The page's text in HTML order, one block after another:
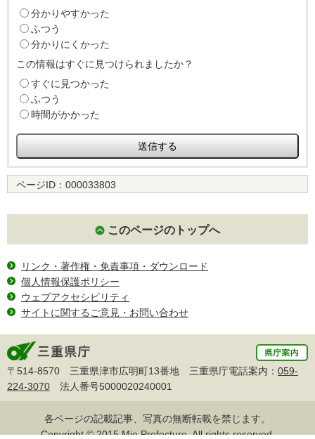
分かりやすかった
ふつう
分かりにくかった
この情報はすぐに見つけられましたか？
すぐに見つかった
ふつう
時間がかかった
ページID： 000033803
このページのトップへ
リンク・著作権・免責事項・ダウンロード
個人情報保護ポリシー
ウェブアクセシビリティ
サイトに関するご意見・お問い合わせ
〒514-8570 三重県津市広明町13番地 三重県庁電話案内： 059-
224-3070 法人番号5000020240001
各ページの記載記事、写真の無断転載を禁じます。
Copyright © 2015 Mie Prefecture, All rights reserved.